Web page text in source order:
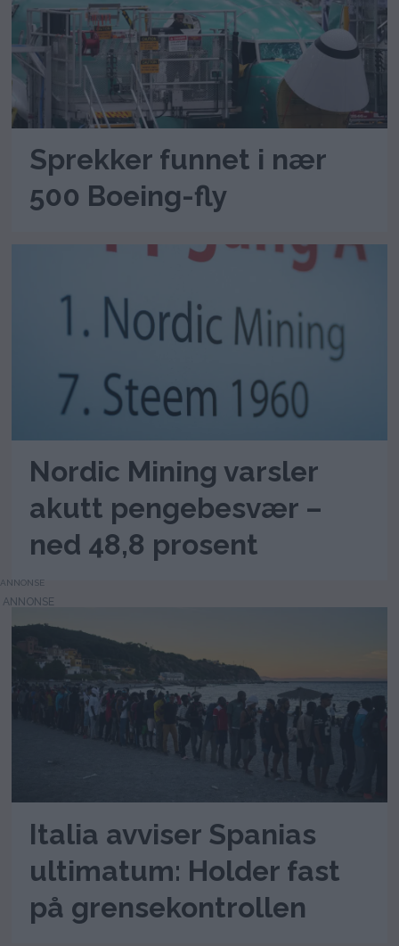
Sprekker funnet i nær
500 Boeing-fly
Nordic Mining varsler
akutt pengebesvær –
ned 48,8 prosent
ANNONSE
Italia avviser Spanias
ultimatum: Holder fast
på grensekontrollen